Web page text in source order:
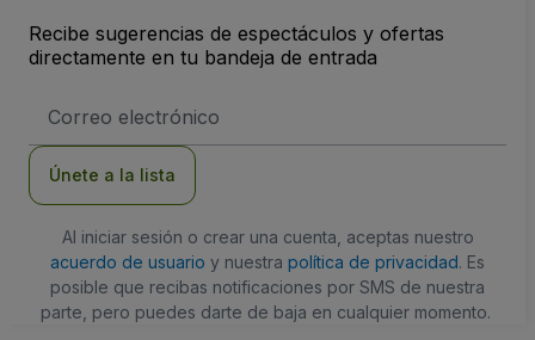
Recibe sugerencias de espectáculos y ofertas
directamente en tu bandeja de entrada
de
Únete a la lista
Al iniciar sesión o crear una cuenta, aceptas nuestro
acuerdo de usuario y nuestra política de privacidad. Es
posible que recibas notificaciones por SMS de nuestra
parte, pero puedes darte de baja en cualquier momento.